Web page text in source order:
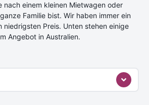
nach einem kleinen Mietwagen oder
Familie bist. Wir haben immer ein
niedrigsten Preis. Unten stehen einige
Angebot in Australien.